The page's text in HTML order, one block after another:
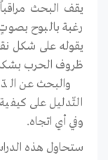
يقف البحث
رغبة بالبوح بصوتٍ
يقوله على شكل
ظروف الحرب
والبحث عن
التّدليل على
وفي أي اتجاه.
ستحاول هذه